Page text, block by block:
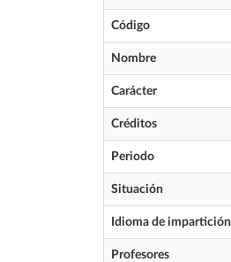
Código
Nombre
Carácter
Créditos
Periodo
Situación
Idioma de impartición
Profesores